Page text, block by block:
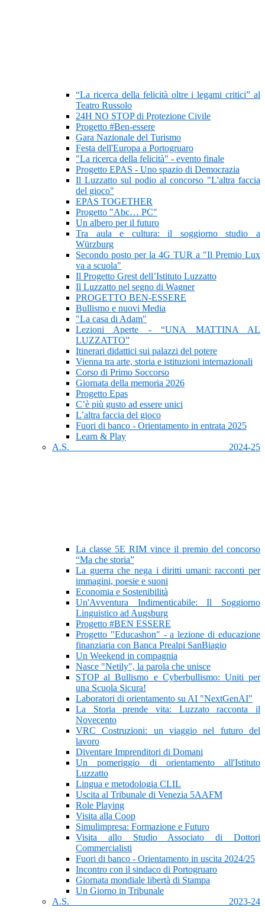
“La ricerca della felicità oltre i legami critici” al
Teatro Russolo
24H NO STOP di Protezione Civile
Progetto #Ben-essere
Gara Nazionale del Turismo
Festa dell'Europa a Portogruaro
"La ricerca della felicità" - evento finale
Progetto EPAS - Uno spazio di Democrazia
Il Luzzatto sul podio al concorso "L'altra faccia
del gioco"
EPAS TOGETHER
Progetto "Abc… PC"
Un albero per il futuro
Tra aula e cultura: il soggiorno studio a
Würzburg
Secondo posto per la 4G TUR a "Il Premio Lux
va a scuola"
Il Progetto Grest dell’Istituto Luzzatto
Il Luzzatto nel segno di Wagner
PROGETTO BEN-ESSERE
Bullismo e nuovi Media
"La casa di Adam"
Lezioni Aperte - “UNA MATTINA AL
LUZZATTO”
Itinerari didattici sui palazzi del potere
Vienna tra arte, storia e istituzioni internazionali
Corso di Primo Soccorso
Giornata della memoria 2026
Progetto Epas
C’è più gusto ad essere unici
L’altra faccia del gioco
Fuori di banco - Orientamento in entrata 2025
Learn & Play
A.S. 2024-25
La classe 5E RIM vince il premio del concorso
“Ma che storia”
La guerra che nega i diritti umani: racconti per
immagini, poesie e suoni
Economia e Sostenibilità
Un'Avventura Indimenticabile: Il Soggiorno
Linguistico ad Augsburg
Progetto #BEN ESSERE
Progetto "Educashon" - a lezione di educazione
finanziaria con Banca Prealpi SanBiagio
Un Weekend in compagnia
Nasce "Netily", la parola che unisce
STOP al Bullismo e Cyberbullismo: Uniti per
una Scuola Sicura!
Laboratori di orientamento su AI "NextGenAI"
La Storia prende vita: Luzzato racconta il
Novecento
VRC Costruzioni: un viaggio nel futuro del
lavoro
Diventare Imprenditori di Domani
Un pomeriggio di orientamento all'Istituto
Luzzatto
Lingua e metodologia CLIL
Uscita al Tribunale di Venezia 5AAFM
Role Playing
Visita alla Coop
Simulimpresa: Formazione e Futuro
Visita allo Studio Associato di Dottori
Commercialisti
Fuori di banco - Orientamento in uscita 2024/25
Incontro con il sindaco di Portogruaro
Giornata mondiale libertà di Stampa
Un Giorno in Tribunale
A.S. 2023-24